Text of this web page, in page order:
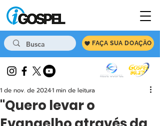
FAÇA SUA DOAÇÃO
"Quero levar o
1 de nov. de 20241 min de leitura